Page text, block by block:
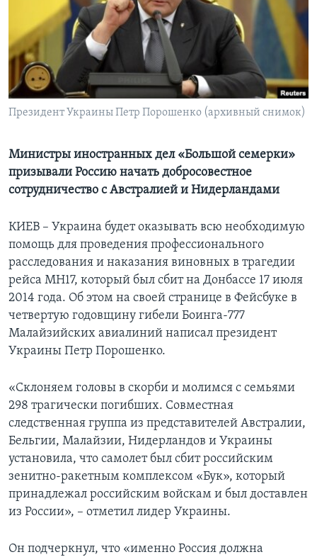
Learning English
СОЦИАЛЬНЫЕ СЕТИ
Президент Украины Петр Порошенко (архивный снимок)
Министры иностранных дел «Большой семерки»
призывали Россию начать добросовестное
сотрудничество с Австралией и Нидерландами
КИЕВ – Украина будет оказывать всю необходимую
помощь для проведения профессионального
расследования и наказания виновных в трагедии
рейса МН17, который был сбит на Донбассе 17 июля
2014 года. Об этом на своей странице в Фейсбуке в
четвертую годовщину гибели Боинга-777
Малайзийских авиалиний написал президент
Украины Петр Порошенко.
«Склоняем головы в скорби и молимся с семьями
298 трагически погибших. Совместная
следственная группа из представителей Австралии,
Бельгии, Малайзии, Нидерландов и Украины
установила, что самолет был сбит российским
зенитно-ракетным комплексом «Бук», который
принадлежал российским войскам и был доставлен
из России», – отметил лидер Украины.
Он подчеркнул, что «именно Россия должна